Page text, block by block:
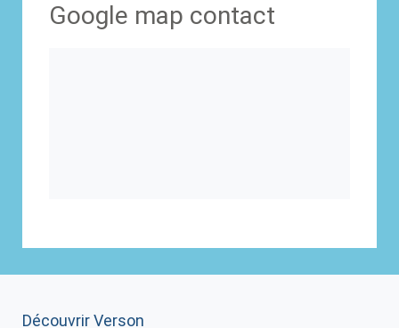
Google map contact
Découvrir Verson